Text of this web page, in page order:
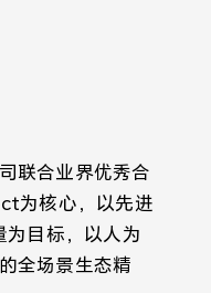
联合业界优秀合
为核心，以先进
为目标，以人为
全场景生态精